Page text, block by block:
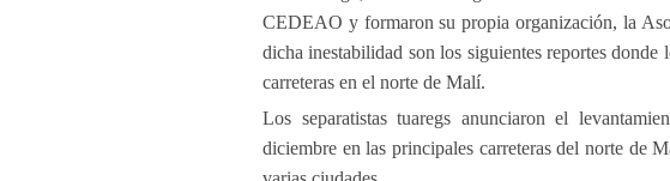
CEDEAO y formaron su propia organización, la
dicha inestabilidad son los siguientes reportes donde
carreteras en el norte de Malí.
Los separatistas tuaregs anunciaron el
diciembre en las principales carreteras del norte de